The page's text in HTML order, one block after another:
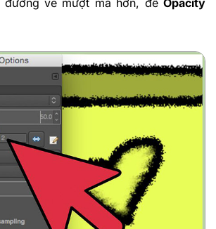
vẽ mượt mà hơn, để Opacity